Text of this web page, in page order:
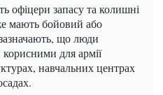
офіцери запасу та колишні
мають бойовий або
що люди
для армії
навчальних центрах